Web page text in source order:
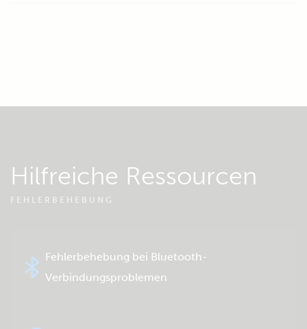
Hilfreiche Ressourcen
FEHLERBEHEBUNG
Fehlerbehebung bei Bluetooth-
Verbindungsproblemen